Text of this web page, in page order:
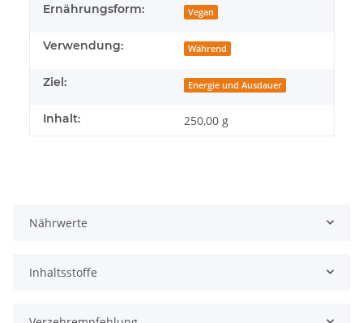
Ernährungsform: Vegan
Verwendung: Während
Ziel: Energie und Ausdauer
Inhalt: 250,00 g
Nährwerte
Inhaltsstoffe